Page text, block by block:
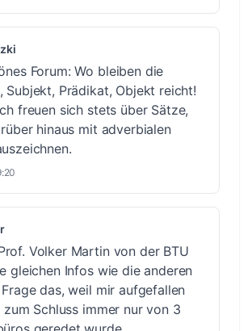
Forum: Wo bleiben die
Subjekt, Prädikat, Objekt reicht!
freuen sich stets über Sätze,
hinaus mit adverbialen
Volker Martin von der BTU
gleichen Infos wie die anderen
Frage das, weil mir aufgefallen
Schluss immer nur von 3